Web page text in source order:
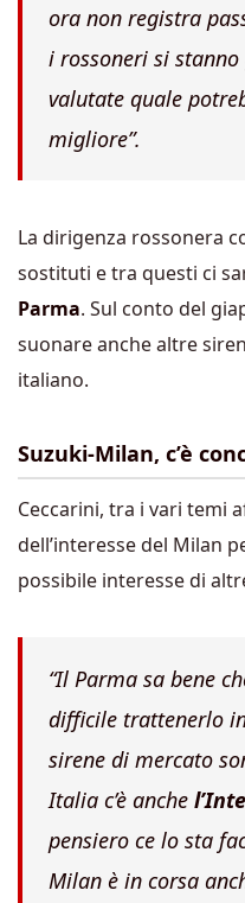
ora non registra
i rossoneri si
valutate quale
migliore”.
La dirigenza rossonera
sostituti e tra questi ci
Parma. Sul conto del
suonare anche altre
italiano.
Suzuki-Milan, c’è
Ceccarini, tra i vari temi
dell’interesse del Milan
possibile interesse di
“Il Parma sa bene
difficile trattenerlo
sirene di mercato
Italia c’è anche
pensiero ce lo sta
Milan è in corsa